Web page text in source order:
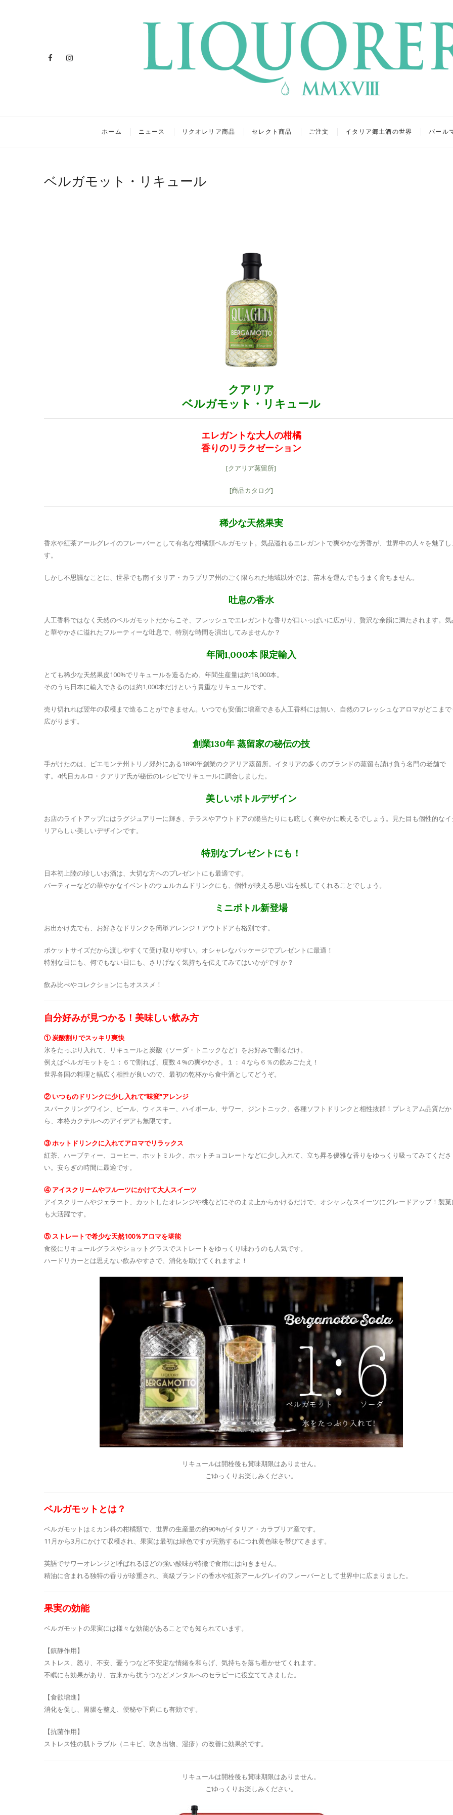
FacebookInstagram
ホーム ニュース リクオレリア商品 セレクト商品 ご注文 イタリア郷土酒の世界 バール
ベルガモット・リキュール
クアリア
ベルガモット・リキュール
エレガントな大人の柑橘
香りのリラクゼーション
[クアリア蒸留所]
[商品カタログ]
稀少な天然果実
香水や紅茶アールグレイのフレーバーとして有名な柑橘類ベルガモット。気品溢れるエレガントで爽やかな芳香が、世界中の人々を魅了し
す。
しかし不思議なことに、世界でも南イタリア・カラブリア州のごく限られた地域以外では、苗木を運んでもうまく育ちません。
吐息の香水
人工香料ではなく天然のベルガモットだからこそ、フレッシュでエレガントな香りが口いっぱいに広がり、贅沢な余韻に満たされます。気
と華やかさに溢れたフルーティーな吐息で、特別な時間を演出してみませんか？
年間1,000本 限定輸入
とても稀少な天然果皮100%でリキュールを造るため、年間生産量は約18,000本。
そのうち日本に輸入できるのは約1,000本だけという貴重なリキュールです。
売り切れれば翌年の収穫まで造ることができません。いつでも安価に増産できる人工香料には無い、自然のフレッシュなアロマがどこまで
広がります。
創業130年 蒸留家の秘伝の技
手がけたのは、ピエモンテ州トリノ郊外にある1890年創業のクアリア蒸留所。イタリアの多くのブランドの蒸留も請け負う名門の老舗で
す。4代目カルロ・クアリア氏が秘伝のレシピでリキュールに調合しました。
美しいボトルデザイン
お店のライトアップにはラグジュアリーに輝き、テラスやアウトドアの陽当たりにも眩しく爽やかに映えるでしょう。見た目も個性的なイ
リアらしい美しいデザインです。
特別なプレゼントにも！
日本初上陸の珍しいお酒は、大切な方へのプレゼントにも最適です。
パーティーなどの華やかなイベントのウェルカムドリンクにも、個性が映える思い出を残してくれることでしょう。
ミニボトル新登場
お出かけ先でも、お好きなドリンクを簡単アレンジ！アウトドアも格別です。
ポケットサイズだから渡しやすくて受け取りやすい。オシャレなパッケージでプレゼントに最適！
特別な日にも、何でもない日にも、さりげなく気持ちを伝えてみてはいかがですか？
飲み比べやコレクションにもオススメ！
自分好みが見つかる！美味しい飲み方
① 炭酸割りでスッキリ爽快
氷をたっぷり入れて、リキュールと炭酸（ソーダ・トニックなど）をお好みで割るだけ。
例えばベルガモットを１：６で割れば、度数４%の爽やかさ。１：４なら６％の飲みごたえ！
世界各国の料理と幅広く相性が良いので、最初の乾杯から食中酒としてどうぞ。
② いつものドリンクに少し入れて”味変”アレンジ
スパークリングワイン、ビール、ウィスキー、ハイボール、サワー、ジントニック、各種ソフトドリンクと相性抜群！プレミアム品質だか
ら、本格カクテルへのアイデアも無限です。
③ ホットドリンクに入れてアロマでリラックス
紅茶、ハーブティー、コーヒー、ホットミルク、ホットチョコレートなどに少し入れて、立ち昇る優雅な香りをゆっくり吸ってみてくださ
い。安らぎの時間に最適です。
④ アイスクリームやフルーツにかけて大人スイーツ
アイスクリームやジェラート、カットしたオレンジや桃などにそのまま上からかけるだけで、オシャレなスイーツにグレードアップ！製菓
も大活躍です。
⑤ ストレートで希少な天然100％アロマを堪能
食後にリキュールグラスやショットグラスでストレートをゆっくり味わうのも人気です。
ハードリカーとは思えない飲みやすさで、消化を助けてくれますよ！
リキュールは開栓後も賞味期限はありません。
ごゆっくりお楽しみください。
ベルガモットとは？
ベルガモットはミカン科の柑橘類で、世界の生産量の約90%がイタリア・カラブリア産です。
11月から3月にかけて収穫され、果実は最初は緑色ですが完熟するにつれ黄色味を帯びてきます。
英語でサワーオレンジと呼ばれるほどの強い酸味が特徴で食用には向きません。
精油に含まれる独特の香りが珍重され、高級ブランドの香水や紅茶アールグレイのフレーバーとして世界中に広まりました。
果実の効能
ベルガモットの果実には様々な効能があることでも知られています。
【鎮静作用】
ストレス、怒り、不安、憂うつなど不安定な情緒を和らげ、気持ちを落ち着かせてくれます。
不眠にも効果があり、古来から抗うつなどメンタルへのセラピーに役立ててきました。
【食欲増進】
消化を促し、胃腸を整え、便秘や下痢にも有効です。
【抗菌作用】
ストレス性の肌トラブル（ニキビ、吹き出物、湿疹）の改善に効果的です。
リキュールは開栓後も賞味期限はありません。
ごゆっくりお楽しみください。